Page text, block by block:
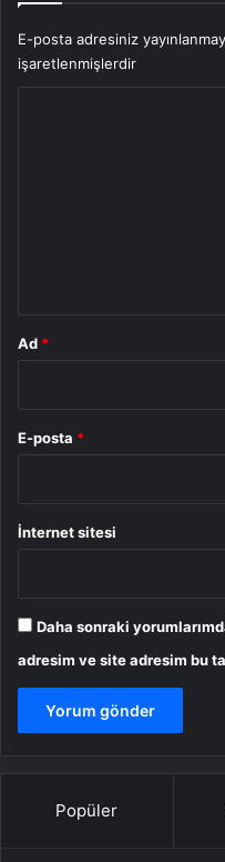
E-posta adresiniz
işaretlenmişlerdir
Ad *
E-posta *
İnternet sitesi
Daha sonraki
adresim ve site adresim bu
Popüler